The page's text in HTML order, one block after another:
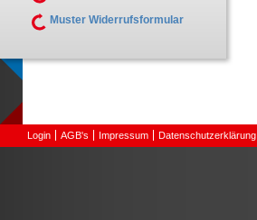
Muster Widerrufsformular
Login AGB's Impressum Datenschutzerklärung